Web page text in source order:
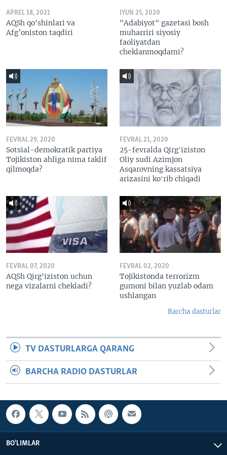
APREL 18, 2021
AQSh qo'shinlari va
Afg’oniston taqdiri
IYUN 25, 2020
"Adabiyot" gazetasi bosh
muharriri siyosiy
faoliyatdan
cheklanmoqdami?
FEVRAL 29, 2020
Sotsial-demokratik partiya
Tojikiston ahliga nima taklif
qilmoqda?
FEVRAL 21, 2020
25-fevralda Qirgʻiziston
Oliy sudi Azimjon
Asqarovning kassatsiya
arizasini koʻrib chiqadi
FEVRAL 07, 2020
AQSh Qirg'iziston uchun
nega vizalarni chekladi?
FEVRAL 02, 2020
Tojikistonda terrorizm
gumoni bilan yuzlab odam
ushlangan
Barcha dasturlar
TV DASTURLARGA QARANG
BARCHA RADIO DASTURLAR
BO'LIMLAR